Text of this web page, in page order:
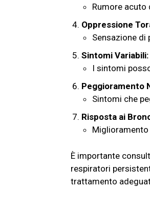
Rumore acuto
Oppressione
Sensazione di
Sintomi Variabili:
I sintomi
Peggioramento
Sintomi che
Risposta ai
È importante
respiratori
trattamento